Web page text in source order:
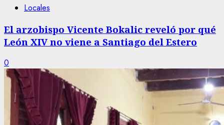
Locales
El arzobispo Vicente Bokalic reveló por qué
León XIV no viene a Santiago del Estero
0